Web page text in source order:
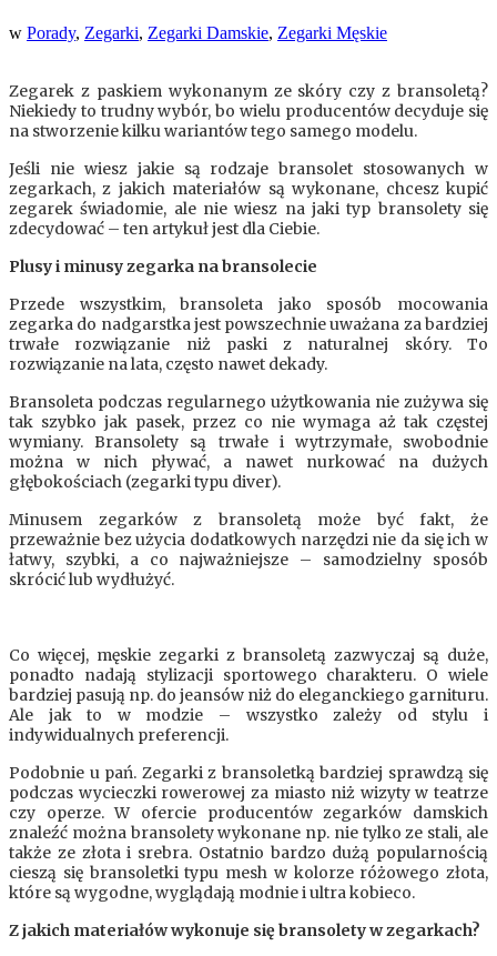
w Porady, Zegarki, Zegarki Damskie, Zegarki Męskie
Zegarek z paskiem wykonanym ze skóry czy z bransoletą?
Niekiedy to trudny wybór, bo wielu producentów decyduje się
na stworzenie kilku wariantów tego samego modelu.
Jeśli nie wiesz jakie są rodzaje bransolet stosowanych w
zegarkach, z jakich materiałów są wykonane, chcesz kupić
zegarek świadomie, ale nie wiesz na jaki typ bransolety się
zdecydować – ten artykuł jest dla Ciebie.
Plusy i minusy zegarka na bransolecie
Przede wszystkim, bransoleta jako sposób mocowania
zegarka do nadgarstka jest powszechnie uważana za bardziej
trwałe rozwiązanie niż paski z naturalnej skóry. To
rozwiązanie na lata, często nawet dekady.
Bransoleta podczas regularnego użytkowania nie zużywa się
tak szybko jak pasek, przez co nie wymaga aż tak częstej
wymiany. Bransolety są trwałe i wytrzymałe, swobodnie
można w nich pływać, a nawet nurkować na dużych
głębokościach (zegarki typu diver).
Minusem zegarków z bransoletą może być fakt, że
przeważnie bez użycia dodatkowych narzędzi nie da się ich w
łatwy, szybki, a co najważniejsze – samodzielny sposób
skrócić lub wydłużyć.
Co więcej, męskie zegarki z bransoletą zazwyczaj są duże,
ponadto nadają stylizacji sportowego charakteru. O wiele
bardziej pasują np. do jeansów niż do eleganckiego garnituru.
Ale jak to w modzie – wszystko zależy od stylu i
indywidualnych preferencji.
Podobnie u pań. Zegarki z bransoletką bardziej sprawdzą się
podczas wycieczki rowerowej za miasto niż wizyty w teatrze
czy operze. W ofercie producentów zegarków damskich
znaleźć można bransolety wykonane np. nie tylko ze stali, ale
także ze złota i srebra. Ostatnio bardzo dużą popularnością
cieszą się bransoletki typu mesh w kolorze różowego złota,
które są wygodne, wyglądają modnie i ultra kobieco.
Z jakich materiałów wykonuje się bransolety w zegarkach?